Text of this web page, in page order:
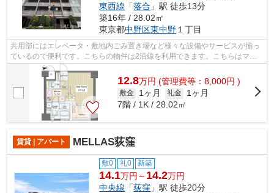
東西線 「落合 」駅 徒歩13分
築16年 / 28.02㎡
東京都中野区東中野 １丁目
共用部にはエレベータ・敷地内ごみ置き場など様々な設備やサービスが揃っ
ているので便利です。こちらの物件は2沿線を利用できます。こちらはマン
ションタイプになります。地上10階建て...
12.8万円 (管理費等：8,000円 )
敷金 1ヶ月 礼金
1ヶ月
7階 / 1K / 28.02㎡
賃貸 | アパート MELLAS荻窪
敷0 礼0 新築
14.1万円～ 14.2万円
中央線 「荻窪 」駅 徒歩20分